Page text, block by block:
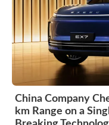
China Company
km Range on a